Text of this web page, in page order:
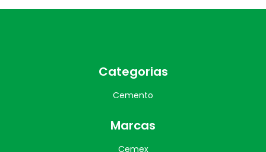
Categorias
Cemento
Marcas
Cemex